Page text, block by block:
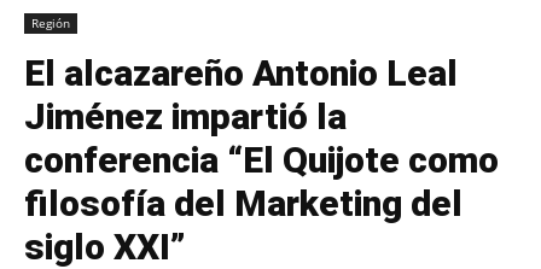
Región
El alcazareño Antonio Leal
Jiménez impartió la
conferencia “El Quijote como
filosofía del Marketing del
siglo XXI”